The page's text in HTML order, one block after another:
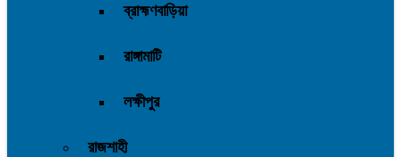
ব্রাহ্মণবাড়িয়া
রাঙ্গামাটি
লক্ষীপুর
রাজশাহী